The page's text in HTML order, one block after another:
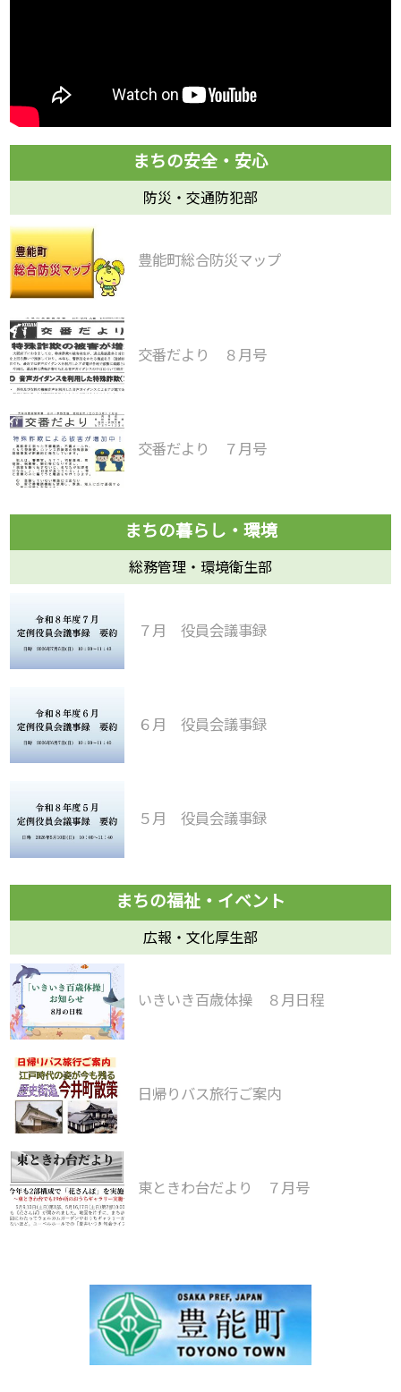
防災・交通防犯部
豊能町総合防災マップ
交番だより ８月号
交番だより ７月号
総務管理・環境衛生部
７月 役員会議事録
６月 役員会議事録
５月 役員会議事録
広報・文化厚生部
いきいき百歳体操 ８月日程
日帰りバス旅行ご案内
東ときわ台だより ７月号